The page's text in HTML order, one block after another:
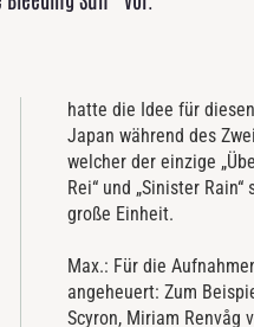
hatte die Idee für
Japan während des
welcher der einzige
Rei“ und „Sinister
große Einheit.
Max.: Für die
angeheuert: Zum
Scyron, Miriam Renvåg